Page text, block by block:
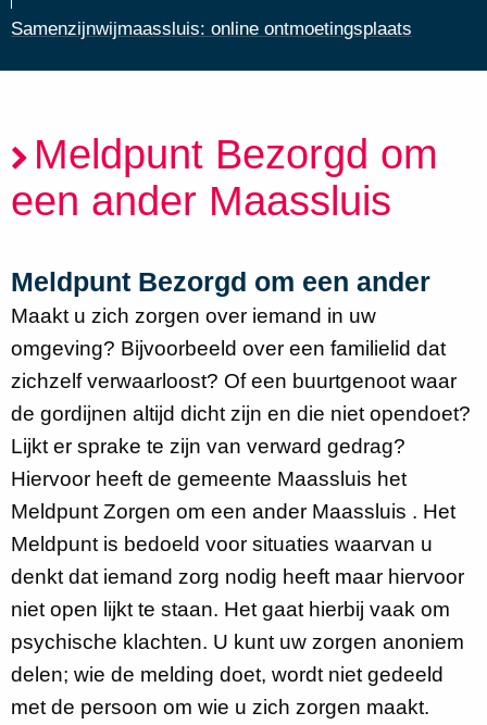
Samenzijnwijmaassluis: online ontmoetingsplaats
Meldpunt Bezorgd om
een ander Maassluis
Meldpunt Bezorgd om een ander
Maakt u zich zorgen over iemand in uw
omgeving? Bijvoorbeeld over een familielid dat
zichzelf verwaarloost? Of een buurtgenoot waar
de gordijnen altijd dicht zijn en die niet opendoet?
Lijkt er sprake te zijn van verward gedrag?
Hiervoor heeft de gemeente Maassluis het
Meldpunt Zorgen om een ander Maassluis . Het
Meldpunt is bedoeld voor situaties waarvan u
denkt dat iemand zorg nodig heeft maar hiervoor
niet open lijkt te staan. Het gaat hierbij vaak om
psychische klachten. U kunt uw zorgen anoniem
delen; wie de melding doet, wordt niet gedeeld
met de persoon om wie u zich zorgen maakt.